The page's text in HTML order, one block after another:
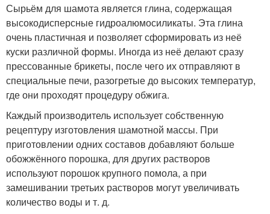
Сырьём для шамота является глина, содержащая
высокодисперсные гидроалюмосиликаты. Эта глина
очень пластичная и позволяет сформировать из неё
куски различной формы. Иногда из неё делают сразу
прессованные брикеты, после чего их отправляют в
специальные печи, разогретые до высоких температур,
где они проходят процедуру обжига.
Каждый производитель использует собственную
рецептуру изготовления шамотной массы. При
приготовлении одних составов добавляют больше
обожжённого порошка, для других растворов
используют порошок крупного помола, а при
замешивании третьих растворов могут увеличивать
количество воды и т. д.